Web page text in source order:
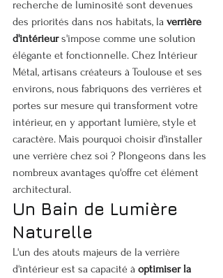
recherche de luminosité sont devenues
des priorités dans nos habitats, la verrière
d'intérieur s'impose comme une solution
élégante et fonctionnelle. Chez Intérieur
Métal, artisans créateurs à Toulouse et ses
environs, nous fabriquons des verrières et
portes sur mesure qui transforment votre
intérieur, en y apportant lumière, style et
caractère. Mais pourquoi choisir d'installer
une verrière chez soi ? Plongeons dans les
nombreux avantages qu'offre cet élément
architectural.
Un Bain de Lumière
Naturelle
L'un des atouts majeurs de la verrière
d'intérieur est sa capacité à optimiser la